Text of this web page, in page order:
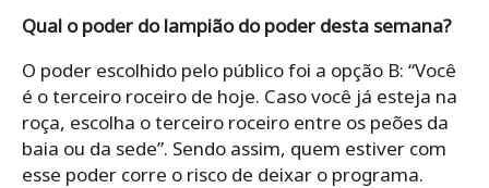
Qual o poder do lampião do poder desta semana?
O poder escolhido pelo público foi a opção B: “Você
é o terceiro roceiro de hoje. Caso você já esteja na
roça, escolha o terceiro roceiro entre os peões da
baia ou da sede”. Sendo assim, quem estiver com
esse poder corre o risco de deixar o programa.